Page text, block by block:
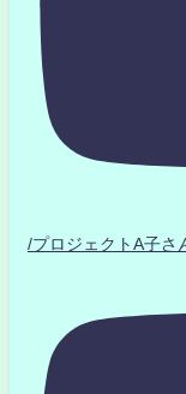
/プロジェクトA子